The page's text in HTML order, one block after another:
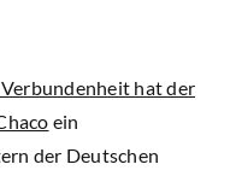
hat der
ein
der Deutschen